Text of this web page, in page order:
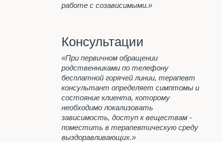
Программа реабилитации "12
Анонимное лечение
Пивной алкоголизм
Стационарное лечение
алкоголизма
Принудительное лечение
алкоголизма
Психологическая помощь
алкоголикам
работе с созависимыми.»
Консультации
«При первичном обращении
родственниками по телефону
бесплатной горячей линии, терапевт
консультант определяет симптомы и
состояние клиента, которому
необходимо локализовать
зависимость, доступ к веществам -
поместить в терапевтическую среду
выздоравливающих.»